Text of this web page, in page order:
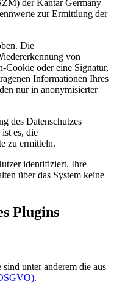
der Kantar Germany
zur Ermittlung der
Die
von
Cookie oder eine Signatur,
Informationen Ihres
nur in anonymisierter
des Datenschutzes
es, die
zu ermitteln.
identifiziert. Ihre
über das System keine
Plugins
unter anderem die aus
.